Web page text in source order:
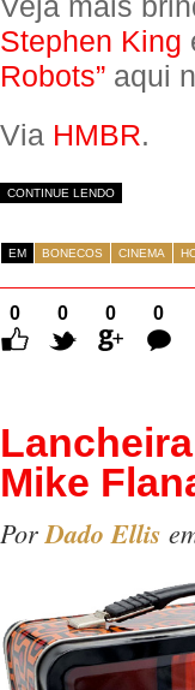
Stephen King
Robots” aqui
Via HMBR.
CONTINUE LENDO
EM BONECOS CINEMA
0 0 0
0
Mike
PorDado Ellis